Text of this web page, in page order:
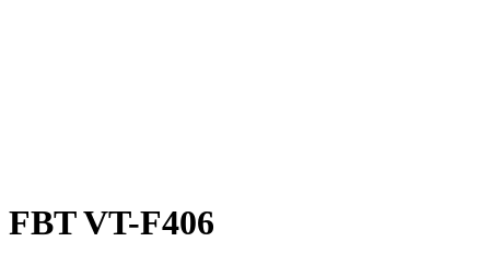
FBT VT-F406